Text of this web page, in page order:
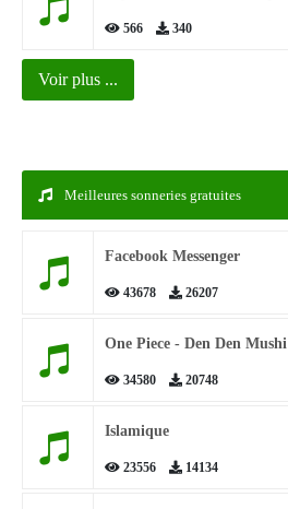
566 340
Voir plus ...
Meilleures sonneries gratuites
Facebook Messenger
43678 26207
One Piece - Den Den Mushi
34580 20748
Islamique
23556 14134